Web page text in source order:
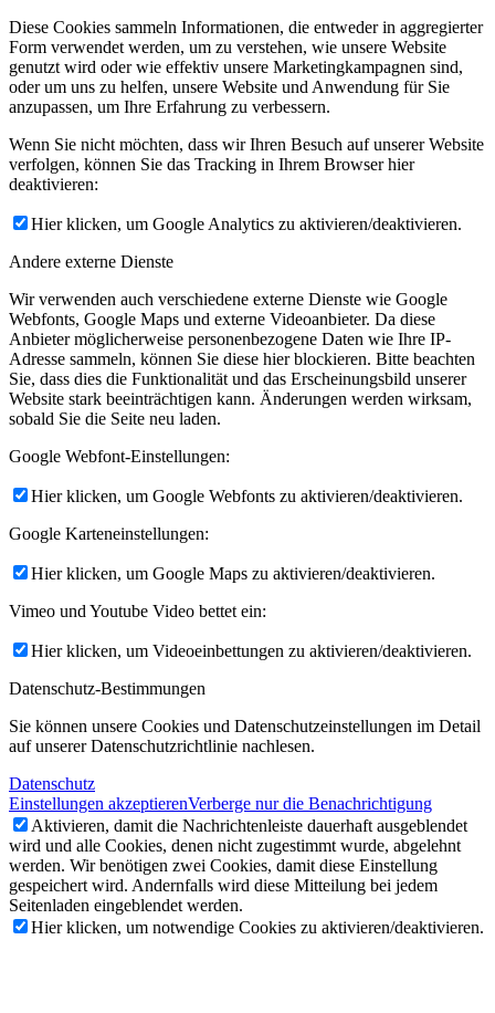
Diese Cookies sammeln Informationen, die entweder in aggregierter
Form verwendet werden, um zu verstehen, wie unsere Website
genutzt wird oder wie effektiv unsere Marketingkampagnen sind,
oder um uns zu helfen, unsere Website und Anwendung für Sie
anzupassen, um Ihre Erfahrung zu verbessern.
Wenn Sie nicht möchten, dass wir Ihren Besuch auf unserer Website
verfolgen, können Sie das Tracking in Ihrem Browser hier
deaktivieren:
Hier klicken, um Google Analytics zu aktivieren/deaktivieren.
Andere externe Dienste
Wir verwenden auch verschiedene externe Dienste wie Google
Webfonts, Google Maps und externe Videoanbieter. Da diese
Anbieter möglicherweise personenbezogene Daten wie Ihre IP-
Adresse sammeln, können Sie diese hier blockieren. Bitte beachten
Sie, dass dies die Funktionalität und das Erscheinungsbild unserer
Website stark beeinträchtigen kann. Änderungen werden wirksam,
sobald Sie die Seite neu laden.
Google Webfont-Einstellungen:
Hier klicken, um Google Webfonts zu aktivieren/deaktivieren.
Google Karteneinstellungen:
Hier klicken, um Google Maps zu aktivieren/deaktivieren.
Vimeo und Youtube Video bettet ein:
Hier klicken, um Videoeinbettungen zu aktivieren/deaktivieren.
Datenschutz-Bestimmungen
Sie können unsere Cookies und Datenschutzeinstellungen im Detail
auf unserer Datenschutzrichtlinie nachlesen.
Datenschutz
Einstellungen akzeptierenVerberge nur die Benachrichtigung
Aktivieren, damit die Nachrichtenleiste dauerhaft ausgeblendet
wird und alle Cookies, denen nicht zugestimmt wurde, abgelehnt
werden. Wir benötigen zwei Cookies, damit diese Einstellung
gespeichert wird. Andernfalls wird diese Mitteilung bei jedem
Seitenladen eingeblendet werden.
Hier klicken, um notwendige Cookies zu aktivieren/deaktivieren.